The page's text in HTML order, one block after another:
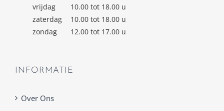
vrijdag
10.00 tot 18.00 u
zaterdag
10.00 tot 18.00 u
zondag
12.00 tot 17.00 u
INFORMATIE
Over Ons